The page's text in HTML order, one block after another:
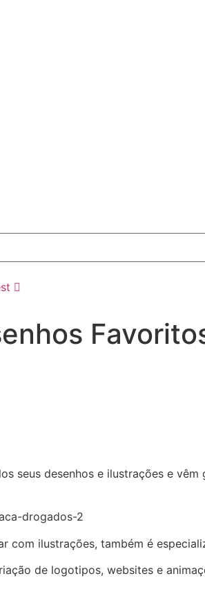
seus desenhos e ilustrações e
com ilustrações, também é
de logotipos, websites e